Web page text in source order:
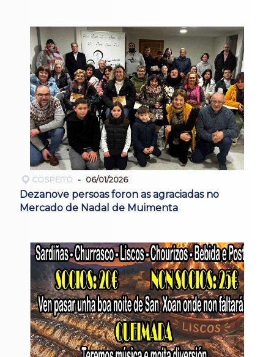
COSPEITO 06/01/2026
Dezanove persoas foron as agraciadas no
Mercado de Nadal de Muimenta